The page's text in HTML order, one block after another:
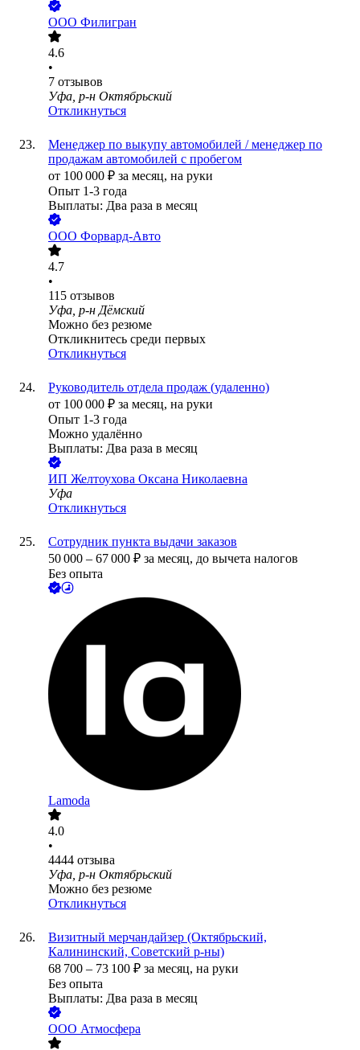
ООО Филигран
4.6
•
7 отзывов
Уфа, р-н Октябрьский
Откликнуться
Менеджер по выкупу автомобилей / менеджер по
продажам автомобилей с пробегом
от 100 000 ₽ за месяц, на руки
Опыт 1-3 года
Выплаты: Два раза в месяц
ООО Форвард-Авто
4.7
•
115 отзывов
Уфа, р-н Дёмский
Можно без резюме
Откликнитесь среди первых
Откликнуться
Руководитель отдела продаж (удаленно)
от 100 000 ₽ за месяц, на руки
Опыт 1-3 года
Можно удалённо
Выплаты: Два раза в месяц
ИП Желтоухова Оксана Николаевна
Уфа
Откликнуться
Сотрудник пункта выдачи заказов
50 000 – 67 000 ₽ за месяц, до вычета налогов
Без опыта
Lamoda
4.0
•
4444 отзыва
Уфа, р-н Октябрьский
Можно без резюме
Откликнуться
Визитный мерчандайзер (Октябрьский,
Калининский, Советский р-ны)
68 700 – 73 100 ₽ за месяц, на руки
Без опыта
Выплаты: Два раза в месяц
ООО Атмосфера